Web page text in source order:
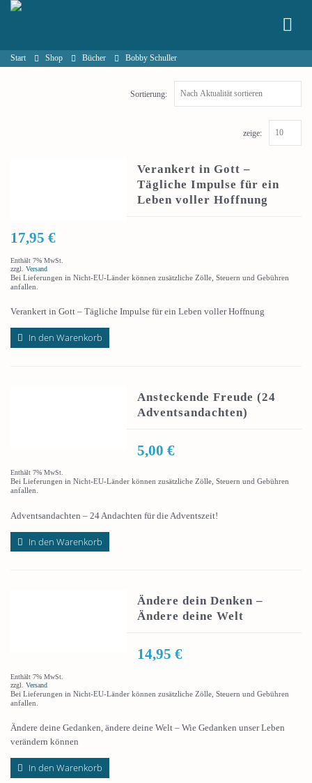
Start Shop Bücher Bobby Schuller
Sortierung:
zeige:
Verankert in Gott –
Tägliche Impulse für ein
Leben voller Hoffnung
17,95 €
Enthält 7% MwSt.
zzgl. Versand
Bei Lieferungen in Nicht-EU-Länder können zusätzliche Zölle, Steuern und Gebühren
anfallen.
Verankert in Gott – Tägliche Impulse für ein Leben voller Hoffnung
In den Warenkorb
Ansteckende Freude (24
Adventsandachten)
5,00€
Enthält 7% MwSt.
Bei Lieferungen in Nicht-EU-Länder können zusätzliche Zölle, Steuern und Gebühren
anfallen.
Adventsandachten – 24 Andachten für die Adventszeit!
In den Warenkorb
Ändere dein Denken –
Ändere deine Welt
14,95€
Enthält 7% MwSt.
zzgl. Versand
Bei Lieferungen in Nicht-EU-Länder können zusätzliche Zölle, Steuern und Gebühren
anfallen.
Ändere deine Gedanken, ändere deine Welt – Wie Gedanken unser Leben
verändern können
In den Warenkorb